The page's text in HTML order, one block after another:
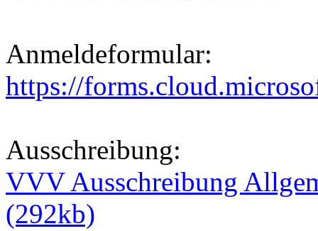
Anmeldeformular:
https://
Ausschreibung:
VVV Ausschreibung
(292kb)